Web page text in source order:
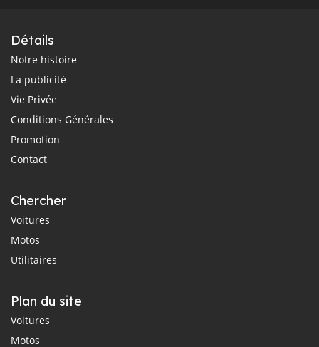
Détails
Notre histoire
La publicité
Vie Privée
Conditions Générales
Promotion
Contact
Chercher
Voitures
Motos
Utilitaires
Plan du site
Voitures
Motos